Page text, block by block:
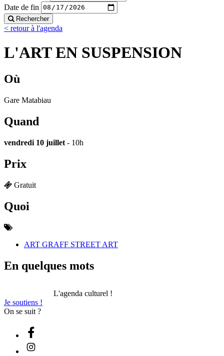
Date de fin
Rechercher
< retour à l'agenda
L'ART EN SUSPENSION
Où
Gare Matabiau
Quand
vendredi 10 juillet - 10h
Prix
Gratuit
Quoi
ART GRAFF STREET ART
En quelques mots
L'agenda culturel !
Je soutiens !
On se suit ?